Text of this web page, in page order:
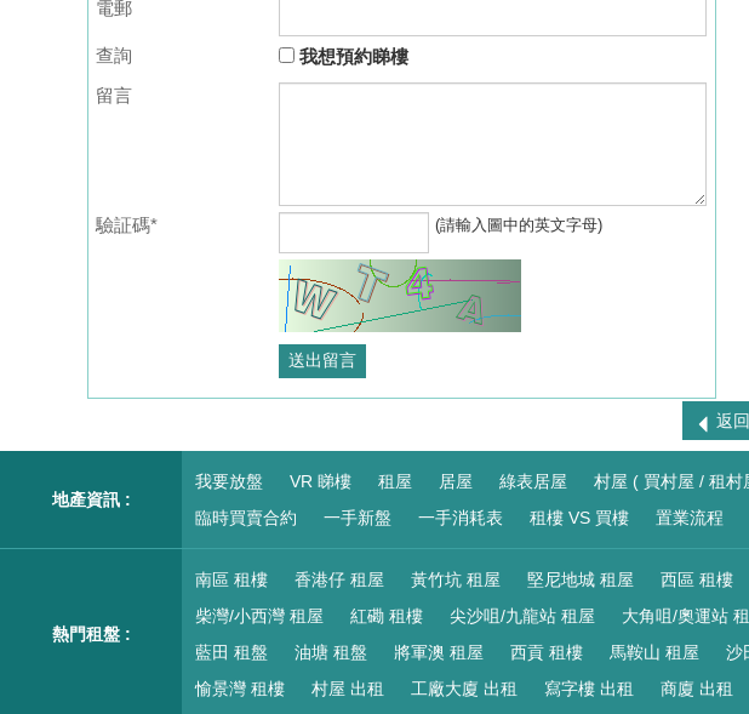
電郵
查詢
我想預約睇樓
留言
驗証碼* (請輸入圖中的英文字母)
返回
地產資訊 :
我要放盤 VR 睇樓 租屋 居屋 綠表居屋 村屋 ( 買村屋 / 租村
臨時買賣合約
一手新盤 一手消耗表 租樓 VS 買樓 置業流程
熱門租盤 :
南區 租樓 香港仔 租屋 黃竹坑 租屋 堅尼地城 租屋 西區 租樓
柴灣/小西灣 租屋
紅磡 租樓 尖沙咀/九龍站 租屋 大角咀/奧運站
藍田 租盤
油塘 租盤 將軍澳 租屋 西貢 租樓 馬鞍山 租屋 沙
愉景灣 租樓
村屋 出租 工廠大廈 出租 寫字樓 出租 商廈 出租